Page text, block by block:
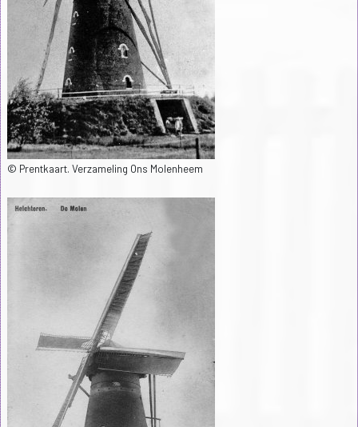
© Prentkaart. Verzameling Ons Molenheem